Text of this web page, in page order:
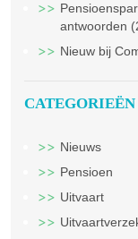
antwoorden
Nieuw bij
CATEGORIEËN
Nieuws
Pensioen
Uitvaart